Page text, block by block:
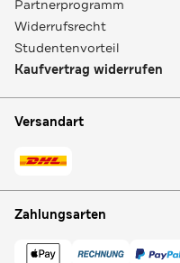
Partnerprogramm
Widerrufsrecht
Studentenvorteil
Kaufvertrag widerrufen
Versandart
Zahlungsarten